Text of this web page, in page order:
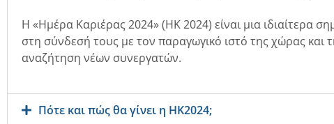
Η «Ημέρα Καριέρας 2024» (ΗΚ 2024) είναι μια ιδιαίτερα
στη σύνδεσή τους με τον παραγωγικό ιστό της χώρας και
αναζήτηση νέων συνεργατών.
Πότε και πώς θα γίνει η ΗΚ2024;